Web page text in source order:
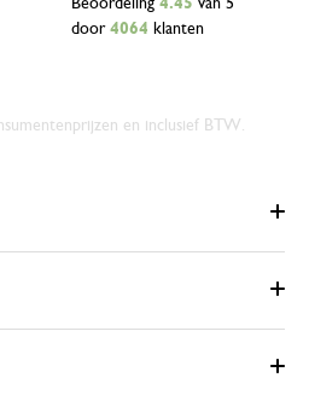
Beoordeling 4.45 van 5
door 4064 klanten
en inclusief BTW.